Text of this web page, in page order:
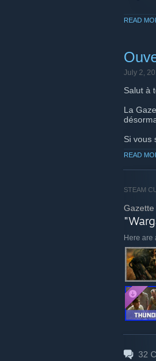
READ
July 2,
Salut à
La
Si vous
course
En tous
READ
STEAM
Here are
32